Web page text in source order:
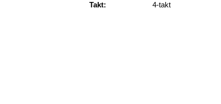
Takt:
4-takt